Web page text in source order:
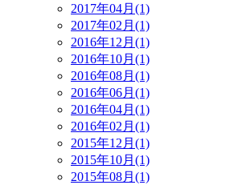
2017年04月(1)
2017年02月(1)
2016年12月(1)
2016年10月(1)
2016年08月(1)
2016年06月(1)
2016年04月(1)
2016年02月(1)
2015年12月(1)
2015年10月(1)
2015年08月(1)